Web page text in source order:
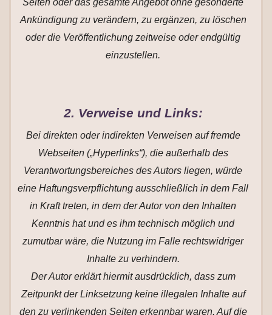
Ankündigung zu verändern, zu ergänzen, zu löschen
oder die Veröffentlichung zeitweise oder endgültig
einzustellen.
2. Verweise und Links:
Bei direkten oder indirekten Verweisen auf fremde
Webseiten („Hyperlinks“), die außerhalb des
Verantwortungsbereiches des Autors liegen, würde
eine Haftungsverpflichtung ausschließlich in dem Fall
in Kraft treten, in dem der Autor von den Inhalten
Kenntnis hat und es ihm technisch möglich und
zumutbar wäre, die Nutzung im Falle rechtswidriger
Inhalte zu verhindern.
Der Autor erklärt hiermit ausdrücklich, dass zum
Zeitpunkt der Linksetzung keine illegalen Inhalte auf
den zu verlinkenden Seiten erkennbar waren. Auf die